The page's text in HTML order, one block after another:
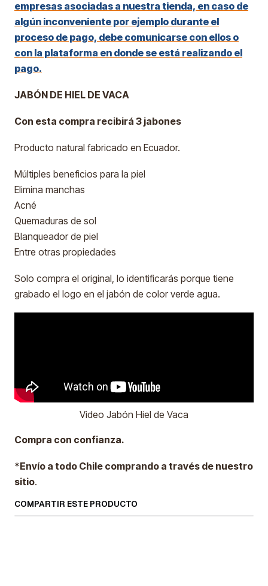
empresas asociadas a nuestra tienda, en caso de
algún inconveniente por ejemplo durante el
proceso de pago, debe comunicarse con ellos o
con la plataforma en donde se está realizando el
pago.
JABÓN DE HIEL DE VACA
Con esta compra recibirá 3 jabones
Producto natural fabricado en Ecuador.
Múltiples beneficios para la piel
Elimina manchas
Acné
Quemaduras de sol
Blanqueador de piel
Entre otras propiedades
Solo compra el original, lo identificarás porque tiene
grabado el logo en el jabón de color verde agua.
Video Jabón Hiel de Vaca
Compra con confianza.
*Envío a todo Chile comprando a través de nuestro
sitio.
COMPARTIR ESTE PRODUCTO